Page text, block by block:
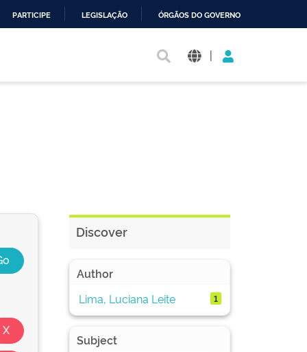
PARTICIPE LEGISLAÇÃO ÓRGÃOS DO GOVERNO
|
Discover
Author
Lima, Luciana Leite
1
Subject